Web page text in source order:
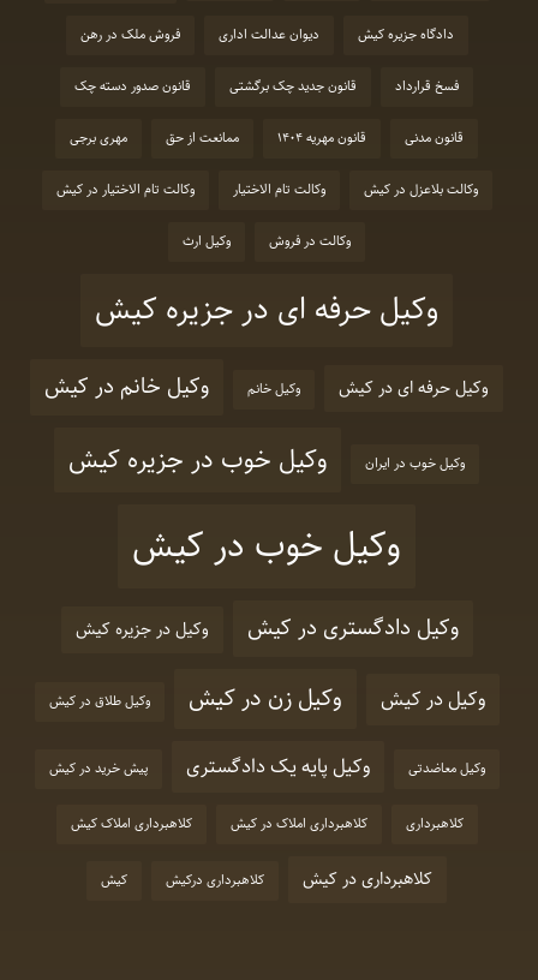
دادگاه جزیره کیش دیوان عدالت اداری فروش ملک در رهن
فسخ قرارداد قانون جدید چک برگشتی قانون صدور دسته چک
قانون مدنی قانون مهریه 1404 ممانعت از حق مهری برجی
وکالت بلاعزل در کیش وکالت تام الاختیار وکالت تام الاختیار در کیش
وکالت در فروش وکیل ارث
وکیل حرفه ای در جزیره کیش
وکیل حرفه ای در کیش وکیل خانم وکیل خانم در کیش
وکیل خوب در ایران وکیل خوب در جزیره کیش
وکیل خوب در کیش
وکیل دادگستری در کیش وکیل در جزیره کیش
وکیل در کیش وکیل زن در کیش وکیل طلاق در کیش
وکیل معاضدتی وکیل پایه یک دادگستری پیش خرید در کیش
کلاهبرداری کلاهبرداری املاک در کیش کلاهبرداری املاک کیش
کلاهبرداری در کیش کلاهبرداری درکیش کیش